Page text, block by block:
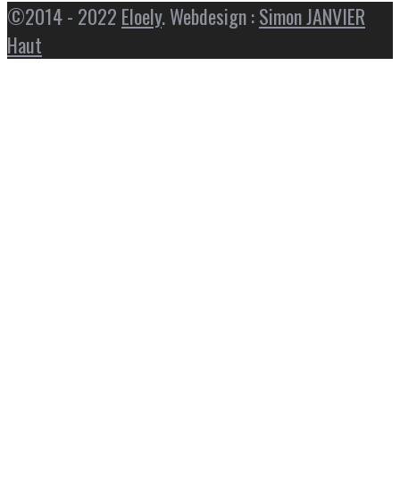
©2014 - 2022 Eloely. Webdesign :Simon JANVIER
Haut